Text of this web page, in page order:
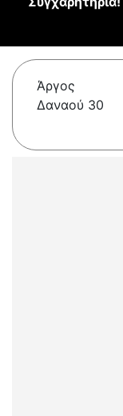
Άργος
Δαναού 30